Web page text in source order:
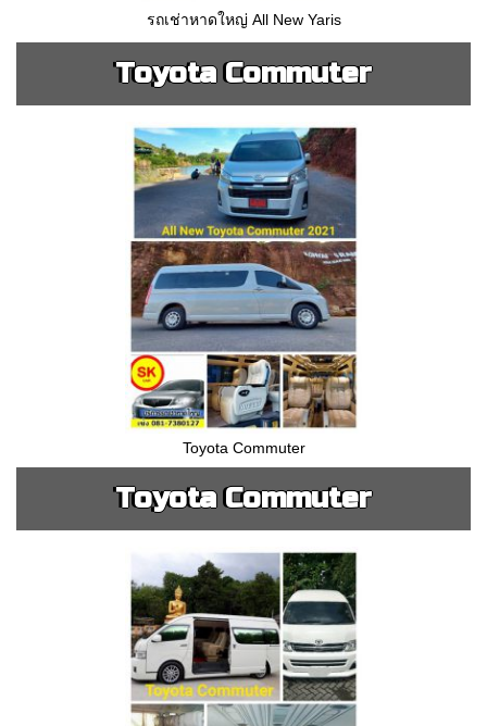
รถเช่าหาดใหญ่ All New Yaris
Toyota Commuter
Toyota Commuter
Toyota Commuter